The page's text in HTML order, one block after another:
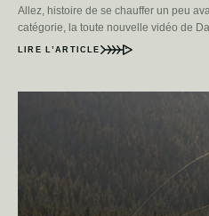
Allez, histoire de se chauffer un peu
catégorie, la toute nouvelle vidéo de
LIRE L’ARTICLE